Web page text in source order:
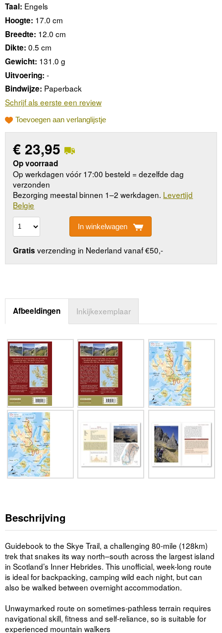
Taal: Engels
Hoogte: 17.0 cm
Breedte: 12.0 cm
Dikte: 0.5 cm
Gewicht: 131.0 g
Uitvoering: -
Bindwijze: Paperback
Schrijf als eerste een review
Toevoegen aan verlanglijstje
€ 23,95
Op voorraad
Op werkdagen vóór 17:00 besteld = dezelfde dag
verzonden
Bezorging meestal binnen 1–2 werkdagen. Levertijd
Belgie
In winkelwagen
Gratis verzending in Nederland vanaf €50,-
Afbeeldingen Inkijkexemplaar
Beschrijving
Guidebook to the Skye Trail, a challenging 80-mile (128km)
trek that snakes its way north–south across the largest island
in Scotland’s Inner Hebrides. This unofficial, week-long route
is ideal for backpacking, camping wild each night, but can
also be walked between overnight accommodation.
Unwaymarked route on sometimes-pathless terrain requires
navigational skill, fitness and self-reliance, so is suitable for
experienced mountain walkers